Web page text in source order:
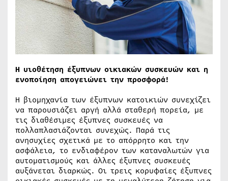
Η υιοθέτηση έξυπνων οικιακών συσκευών και η
ενοποίηση απογειώνει την προσφορά!
Η βιομηχανία των έξυπνων κατοικιών συνεχίζει
να παρουσιάζει αργή αλλά σταθερή πορεία, με
τις διαθέσιμες έξυπνες συσκευές να
πολλαπλασιάζονται συνεχώς. Παρά τις
ανησυχίες σχετικά με το απόρρητο και την
ασφάλεια, το ενδιαφέρον των καταναλωτών για
αυτοματισμούς και άλλες έξυπνες συσκευές
αυξάνεται διαρκώς. Οι τρεις κορυφαίες έξυπνες